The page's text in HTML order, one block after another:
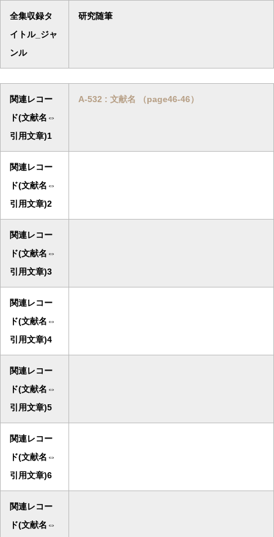
全集収録タ
イトル_ジャ
ンル
研究随筆
関連レコー
ド(文献名⇔
引用文章)1
A-532 : 文献名 （page46-46）
関連レコー
ド(文献名⇔
引用文章)2
関連レコー
ド(文献名⇔
引用文章)3
関連レコー
ド(文献名⇔
引用文章)4
関連レコー
ド(文献名⇔
引用文章)5
関連レコー
ド(文献名⇔
引用文章)6
関連レコー
ド(文献名⇔